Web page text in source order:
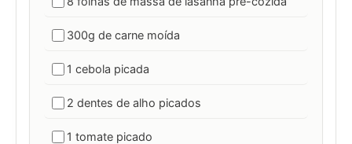
300g de carne moída
1 cebola picada
2 dentes de alho picados
1 tomate picado